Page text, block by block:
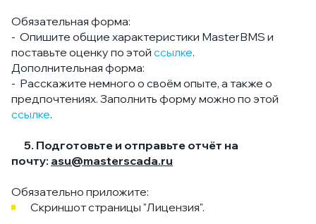
Обязательная форма:
- Опишите общие характеристики MasterBMS и
поставьте оценку по этой ссылке.
Дополнительная форма:
- Расскажите немного о своём опыте, а также о
предпочтениях. Заполнить форму можно по этой
ссылке.
5. Подготовьте и отправьте отчёт на
почту: asu@masterscada.ru
Обязательно приложите:
Скриншот страницы "Лицензия".